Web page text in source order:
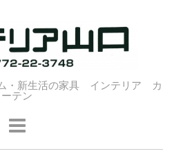
・新生活の家具 インテリア カ
ーテン